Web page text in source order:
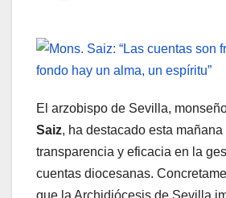
El arzobispo de Sevilla,
Saiz, ha destacado esta
transparencia y eficacia en la
cuentas diocesanas.